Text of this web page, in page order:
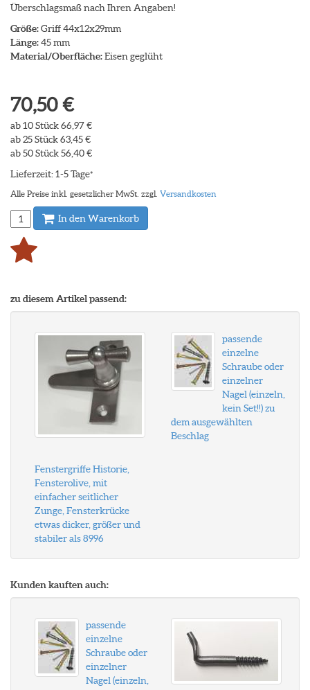
Überschlagsmaß nach Ihren Angaben!
Größe:Griff 44x12x29mm
Länge:45 mm
Material/Oberfläche:Eisen geglüht
70,50 €
ab 10 Stück 66,97 €
ab 25 Stück 63,45 €
ab 50 Stück 56,40 €
Lieferzeit: 1-5 Tage*
Alle Preise inkl. gesetzlicher MwSt. zzgl. Versandkosten
In den Warenkorb
zu diesem Artikel passend:
Fenstergriffe Historie,
Fensterolive, mit
einfacher seitlicher
Zunge, Fensterkrücke
etwas dicker, größer und
stabiler als 8996
passende
einzelne
Schraube oder
einzelner
Nagel (einzeln,
kein Set!!) zu
dem ausgewählten
Beschlag
Kunden kauften auch:
passende
einzelne
Schraube oder
einzelner
Nagel (einzeln,